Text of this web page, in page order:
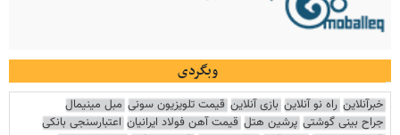
وبگردی
خبرآنلاین راه نو آنلاین بازی آنلاین قیمت تلویزیون سونی مبل مینیمال
جراح بینی گوشتی پرشین هتل قیمت آهن فولاد ایرانیان اعتبارسنجی بانکی